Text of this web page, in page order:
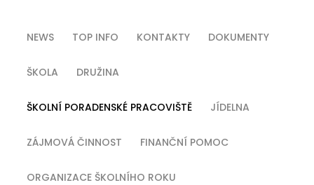
NEWS TOP INFO KONTAKTY DOKUMENTY
ŠKOLA DRUŽINA
ŠKOLNÍ PORADENSKÉ PRACOVIŠTĚ JÍDELNA
ZÁJMOVÁ ČINNOST FINANČNÍ POMOC
ORGANIZACE ŠKOLNÍHO ROKU